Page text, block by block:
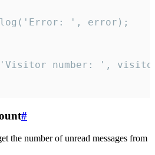
', error);
number: ',
#
the number of unread messages from